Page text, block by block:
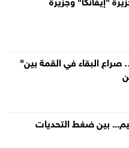
"فخ ثوقيديدس"… صراع البقاء في القمة بين
بين ضغط التحديات